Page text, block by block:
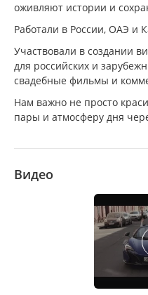
оживляют истории и
Работали в России, ОАЭ и
Участвовали в создании
для российских и
свадебные фильмы и
Нам важно не просто
пары и атмосферу дня
Видео